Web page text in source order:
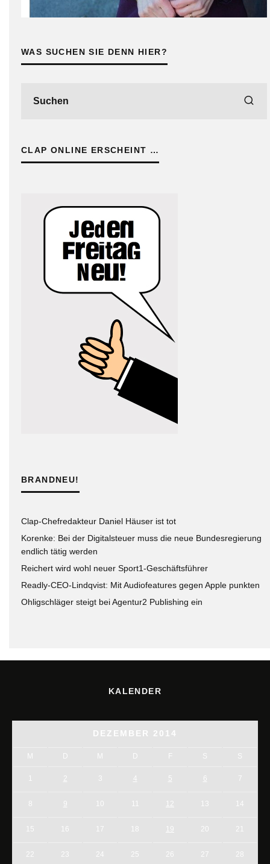
WAS SUCHEN SIE DENN HIER?
CLAP ONLINE ERSCHEINT …
BRANDNEU!
Clap-Chefredakteur Daniel Häuser ist tot
Korenke: Bei der Digitalsteuer muss die neue Bundesregierung
endlich tätig werden
Reichert wird wohl neuer Sport1-Geschäftsführer
Readly-CEO-Lindqvist: Mit Audiofeatures gegen Apple punkten
Ohligschläger steigt bei Agentur2 Publishing ein
KALENDER
DEZEMBER 2014
M D M D F S S
1 2 3 4 5 6 7
8 9 10 11 12 13 14
15 16 17 18 19 20 21
22 23 24 25 26 27 28